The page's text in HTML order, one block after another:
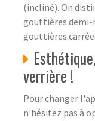
(incliné). On
gouttières demi-
gouttières
verrière !
Pour changer
n'hésitez pas à